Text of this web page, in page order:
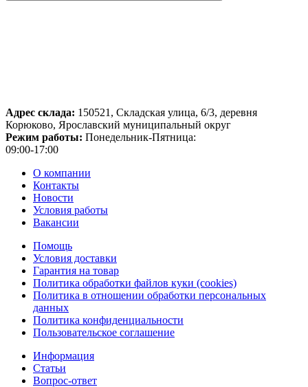
Адрес склада: 150521, Складская улица, 6/3, деревня
Корюково, Ярославский муниципальный округ
Режим работы: Понедельник-Пятница:
09:00-17:00
О компании
Контакты
Новости
Условия работы
Вакансии
Помощь
Условия доставки
Гарантия на товар
Политика обработки файлов куки (cookies)
Политика в отношении обработки персональных
данных
Политика конфиденциальности
Пользовательское соглашение
Информация
Статьи
Вопрос-ответ